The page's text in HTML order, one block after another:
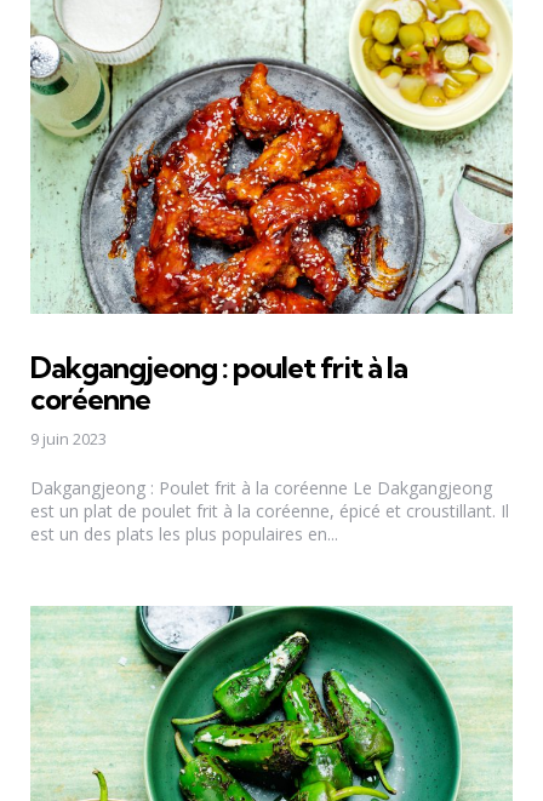
Dakgangjeong : poulet frit à la
coréenne
9 juin 2023
Dakgangjeong : Poulet frit à la coréenne Le Dakgangjeong
est un plat de poulet frit à la coréenne, épicé et croustillant. Il
est un des plats les plus populaires en...